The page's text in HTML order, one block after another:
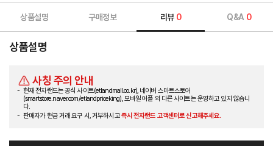
상품설명 구매정보 리뷰 0 Q&A 0
상품설명
사칭 주의 안내
현재 전자랜드는 공식 사이트(etlandmall.co.kr), 네이버 스마트스토어
(smartstore.naver.com/etlandpriceking), 모바일 어플 외 다른 사이트는 운영하고 있지 않습니
다.
판매자가 현금 거래 요구 시, 거부하시고즉시 전자랜드 고객센터로 신고해주세요.